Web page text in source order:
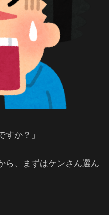
か？」
ら、まずはケンさん選ん